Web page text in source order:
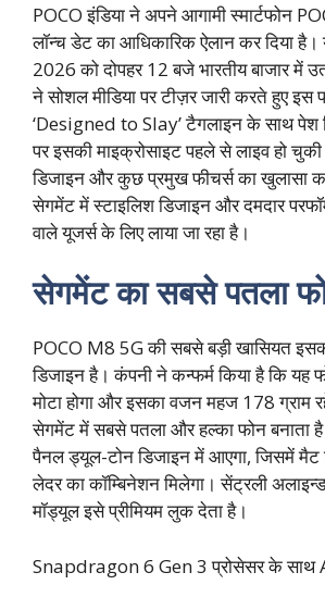
POCO इंडिया ने अपने आगामी स्मार्टफोन
लॉन्च डेट का आधिकारिक ऐलान कर दिया
2026 को दोपहर 12 बजे भारतीय बाजार में
ने सोशल मीडिया पर टीज़र जारी करते हुए इस
‘Designed to Slay’ टैगलाइन के साथ
पर इसकी माइक्रोसाइट पहले से लाइव हो
डिजाइन और कुछ प्रमुख फीचर्स का खुलासा
सेगमेंट में स्टाइलिश डिजाइन और दमदार
वाले यूजर्स के लिए लाया जा रहा है।
सेगमेंट का सबसे पतला
POCO M8 5G की सबसे बड़ी खासियत
डिजाइन है। कंपनी ने कन्फर्म किया है कि यह
मोटा होगा और इसका वजन महज 178 ग्राम
सेगमेंट में सबसे पतला और हल्का फोन बनाता
पैनल ड्यूल-टोन डिजाइन में आएगा, जिसमें मैट
लेदर का कॉम्बिनेशन मिलेगा। सेंट्रली
मॉड्यूल इसे प्रीमियम लुक देता है।
Snapdragon 6 Gen 3 प्रोसेसर के साथ